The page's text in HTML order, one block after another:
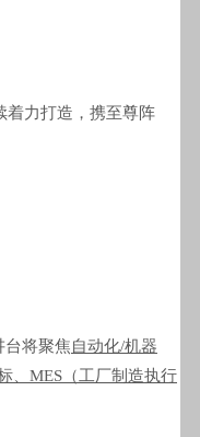
着力打造，携至尊阵
台将聚焦自动化/机器
、MES（工厂制造执行